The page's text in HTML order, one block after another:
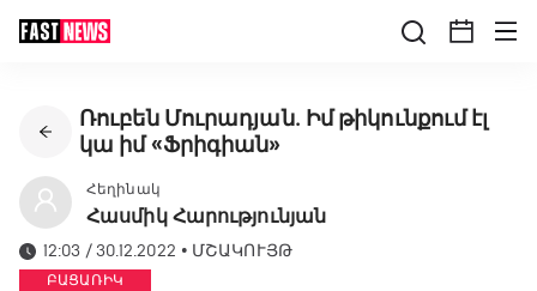
Ռուբեն Մուրադյան․ Իմ թիկունքում էլ
կա իմ «Ֆրիգիան»
Հեղինակ
Հասմիկ Հարությունյան
12:03 / 30.12.2022 • ՄՇԱԿՈՒՅԹ
ԲԱՑԱՌԻԿ